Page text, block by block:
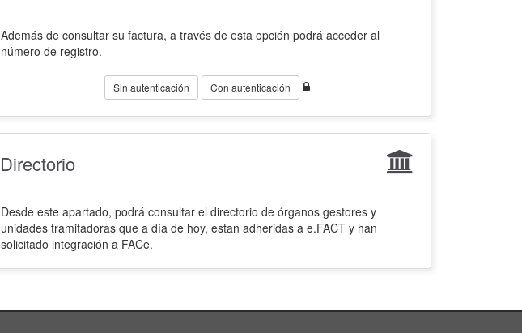
Además de consultar su factura, a través de esta opción podrá acceder al
número de registro.
Sin autenticación Con autenticación
Directorio
Desde este apartado, podrá consultar el directorio de órganos gestores y
unidades tramitadoras que a día de hoy, estan adheridas a e.FACT y han
solicitado integración a FACe.